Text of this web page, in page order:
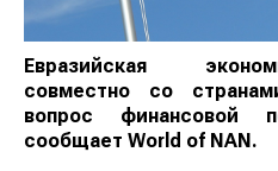
Евразийская
со странами союза
финансовой
World of NAN.